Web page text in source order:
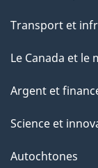
Transport et
Le Canada et le
Argent et
Science et
Autochtones